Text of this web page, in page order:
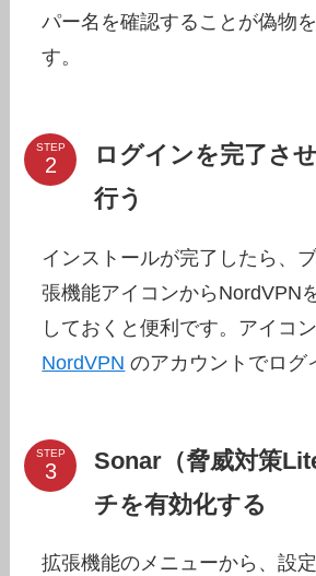
パー名を確認することが偽物
す。
STEP
ログインを完了さ
行う
インストールが完了したら、
張機能アイコンからNordVPN
しておくと便利です。アイコ
NordVPN のアカウントでログ
STEP
Sonar（脅威対策
チを有効化する
拡張機能のメニューから、設